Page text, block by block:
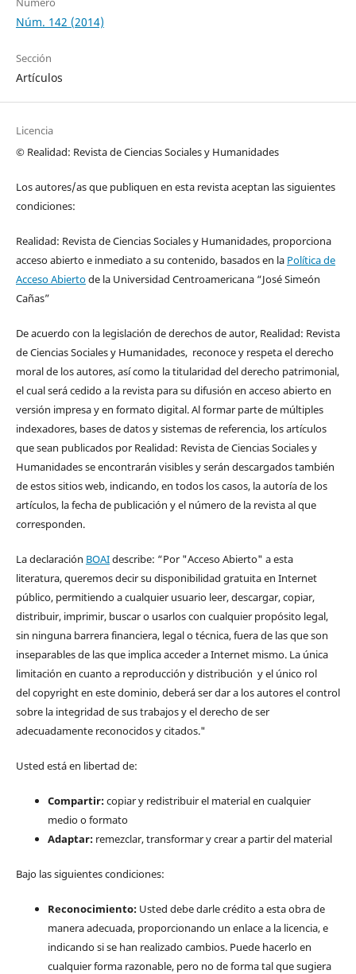
Núm. 142 (2014)
Sección
Artículos
Licencia
© Realidad: Revista de Ciencias Sociales y Humanidades
Los autores/as que publiquen en esta revista aceptan las siguientes
condiciones:
Realidad: Revista de Ciencias Sociales y Humanidades, proporciona
acceso abierto e inmediato a su contenido, basados en la Política de
Acceso Abiertode la Universidad Centroamericana “José Simeón
Cañas”
De acuerdo con la legislación de derechos de autor, Realidad: Revista
de Ciencias Sociales y Humanidades, reconoce y respeta el derecho
moral de los autores, así como la titularidad del derecho patrimonial,
el cual será cedido a la revista para su difusión en acceso abierto en
versión impresa y en formato digital. Al formar parte de múltiples
indexadores, bases de datos y sistemas de referencia, los artículos
que sean publicados por Realidad: Revista de Ciencias Sociales y
Humanidades se encontrarán visibles y serán descargados también
de estos sitios web, indicando, en todos los casos, la autoría de los
artículos, la fecha de publicación y el número de la revista al que
corresponden.
La declaración BOAIdescribe: “Por "Acceso Abierto" a esta
literatura, queremos decir su disponibilidad gratuita en Internet
público, permitiendo a cualquier usuario leer, descargar, copiar,
distribuir, imprimir, buscar o usarlos con cualquier propósito legal,
sin ninguna barrera financiera, legal o técnica, fuera de las que son
inseparables de las que implica acceder a Internet mismo. La única
limitación en cuanto a reproducción y distribución y el único rol
del copyright en este dominio, deberá ser dar a los autores el control
sobre la integridad de sus trabajos y el derecho de ser
adecuadamente reconocidos y citados."
Usted está en libertad de:
Compartir:copiar y redistribuir el material en cualquier
medio o formato
Adaptar:remezclar, transformar y crear a partir del material
Bajo las siguientes condiciones:
Reconocimiento:Usted debe darle crédito a esta obra de
manera adecuada, proporcionando un enlace a la licencia, e
indicando si se han realizado cambios. Puede hacerlo en
cualquier forma razonable, pero no de forma tal que sugiera